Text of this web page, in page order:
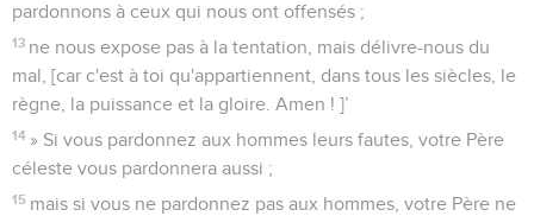
pardonnons à ceux qui nous ont offensés ;
13 ne nous expose pas à la tentation, mais délivre-nous du
mal, [car c'est à toi qu'appartiennent, dans tous les siècles, le
règne, la puissance et la gloire. Amen ! ]’
14 » Si vous pardonnez aux hommes leurs fautes, votre Père
céleste vous pardonnera aussi ;
15 mais si vous ne pardonnez pas aux hommes, votre Père ne